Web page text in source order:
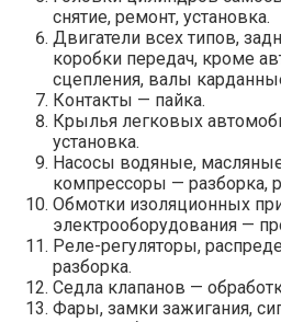
снятие, ремонт, установка.
Двигатели всех типов,
коробки передач, кроме
сцепления, валы
Контакты — пайка.
Крылья легковых
установка.
Насосы водяные,
компрессоры — разборка,
Обмотки изоляционных
электрооборудования —
Реле-регуляторы,
разборка.
Седла клапанов —
Фары, замки зажигания,